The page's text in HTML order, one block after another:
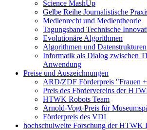
Science MashUp
Gelbe Reihe Journalistische
Medienrecht und Medientheorie
Tagungsband Technische
Evolutionäre Algorithmen
Algorithmen und Datenstrukturen
Informatik als Dialog zwischen
Anwendung
Preise und Auszeichnungen
ARD/ZDF Förderpreis "Frauen
Preis des Fördervereins der
HTWK Robots Team
Arnold-Vogt-Preis für
Förderpreis des VDI
hochschulweite Forschung der HTWK